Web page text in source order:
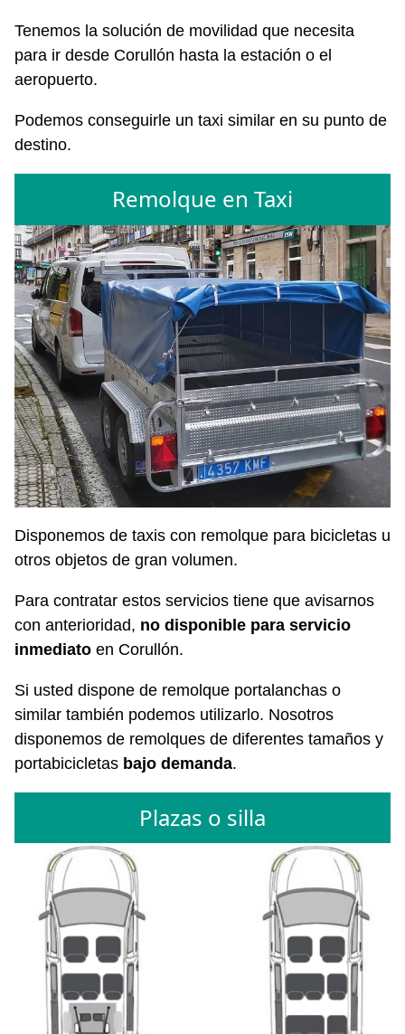
Tenemos la solución de movilidad que necesita
para ir desde Corullón hasta la estación o el
aeropuerto.
Podemos conseguirle un taxi similar en su punto de
destino.
Remolque en Taxi
Disponemos de taxis con remolque para bicicletas u
otros objetos de gran volumen.
Para contratar estos servicios tiene que avisarnos
con anterioridad, no disponible para servicio
inmediato en Corullón.
Si usted dispone de remolque portalanchas o
similar también podemos utilizarlo. Nosotros
disponemos de remolques de diferentes tamaños y
portabicicletas bajo demanda.
Plazas o silla